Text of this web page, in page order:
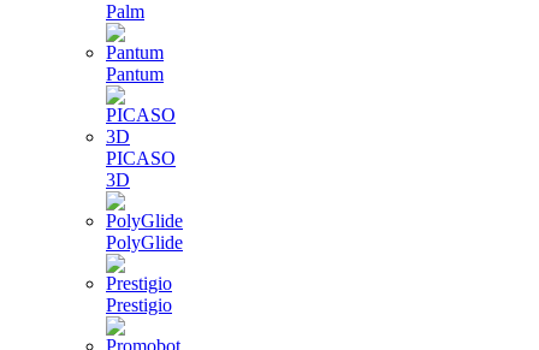
Palm
Pantum
PICASO
3D
PolyGlide
Prestigio